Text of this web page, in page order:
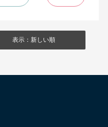
表示：新しい順